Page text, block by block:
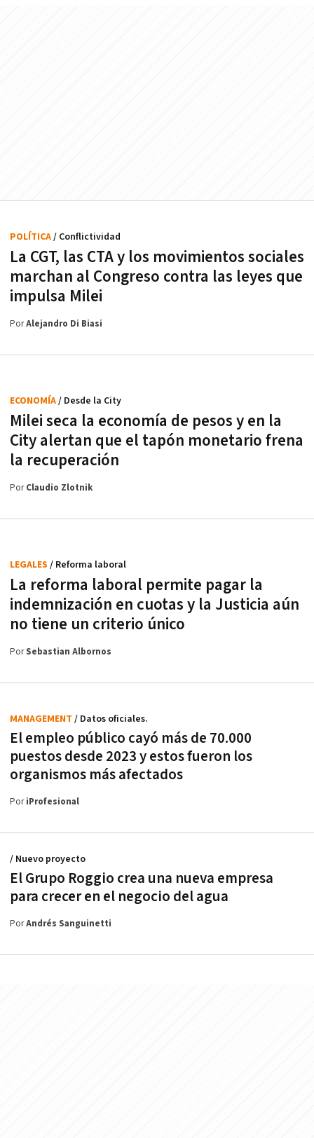
La CGT, las CTA y los movimientos sociales
marchan al Congreso contra las leyes que
impulsa Milei
POLÍTICA/ Conflictividad
PorAlejandro Di Biasi
Milei seca la economía de pesos y en la
City alertan que el tapón monetario frena
la recuperación
ECONOMÍA/ Desde la City
PorClaudio Zlotnik
La reforma laboral permite pagar la
indemnización en cuotas y la Justicia aún
no tiene un criterio único
LEGALES / Reforma laboral
PorSebastian Albornos
El empleo público cayó más de 70.000
puestos desde 2023 y estos fueron los
organismos más afectados
MANAGEMENT / Datos oficiales.
PoriProfesional
El Grupo Roggio crea una nueva empresa
para crecer en el negocio del agua
/ Nuevo proyecto
PorAndrés Sanguinetti